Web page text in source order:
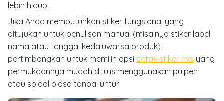
lebih hidup.
Jika Anda membutuhkan stiker fungsional yang
ditujukan untuk penulisan manual (misalnya stiker label
nama atau tanggal kedaluwarsa produk),
pertimbangkan untuk memilih opsi cetak stiker hvs yang
permukaannya mudah ditulis menggunakan pulpen
atau spidol biasa tanpa luntur.